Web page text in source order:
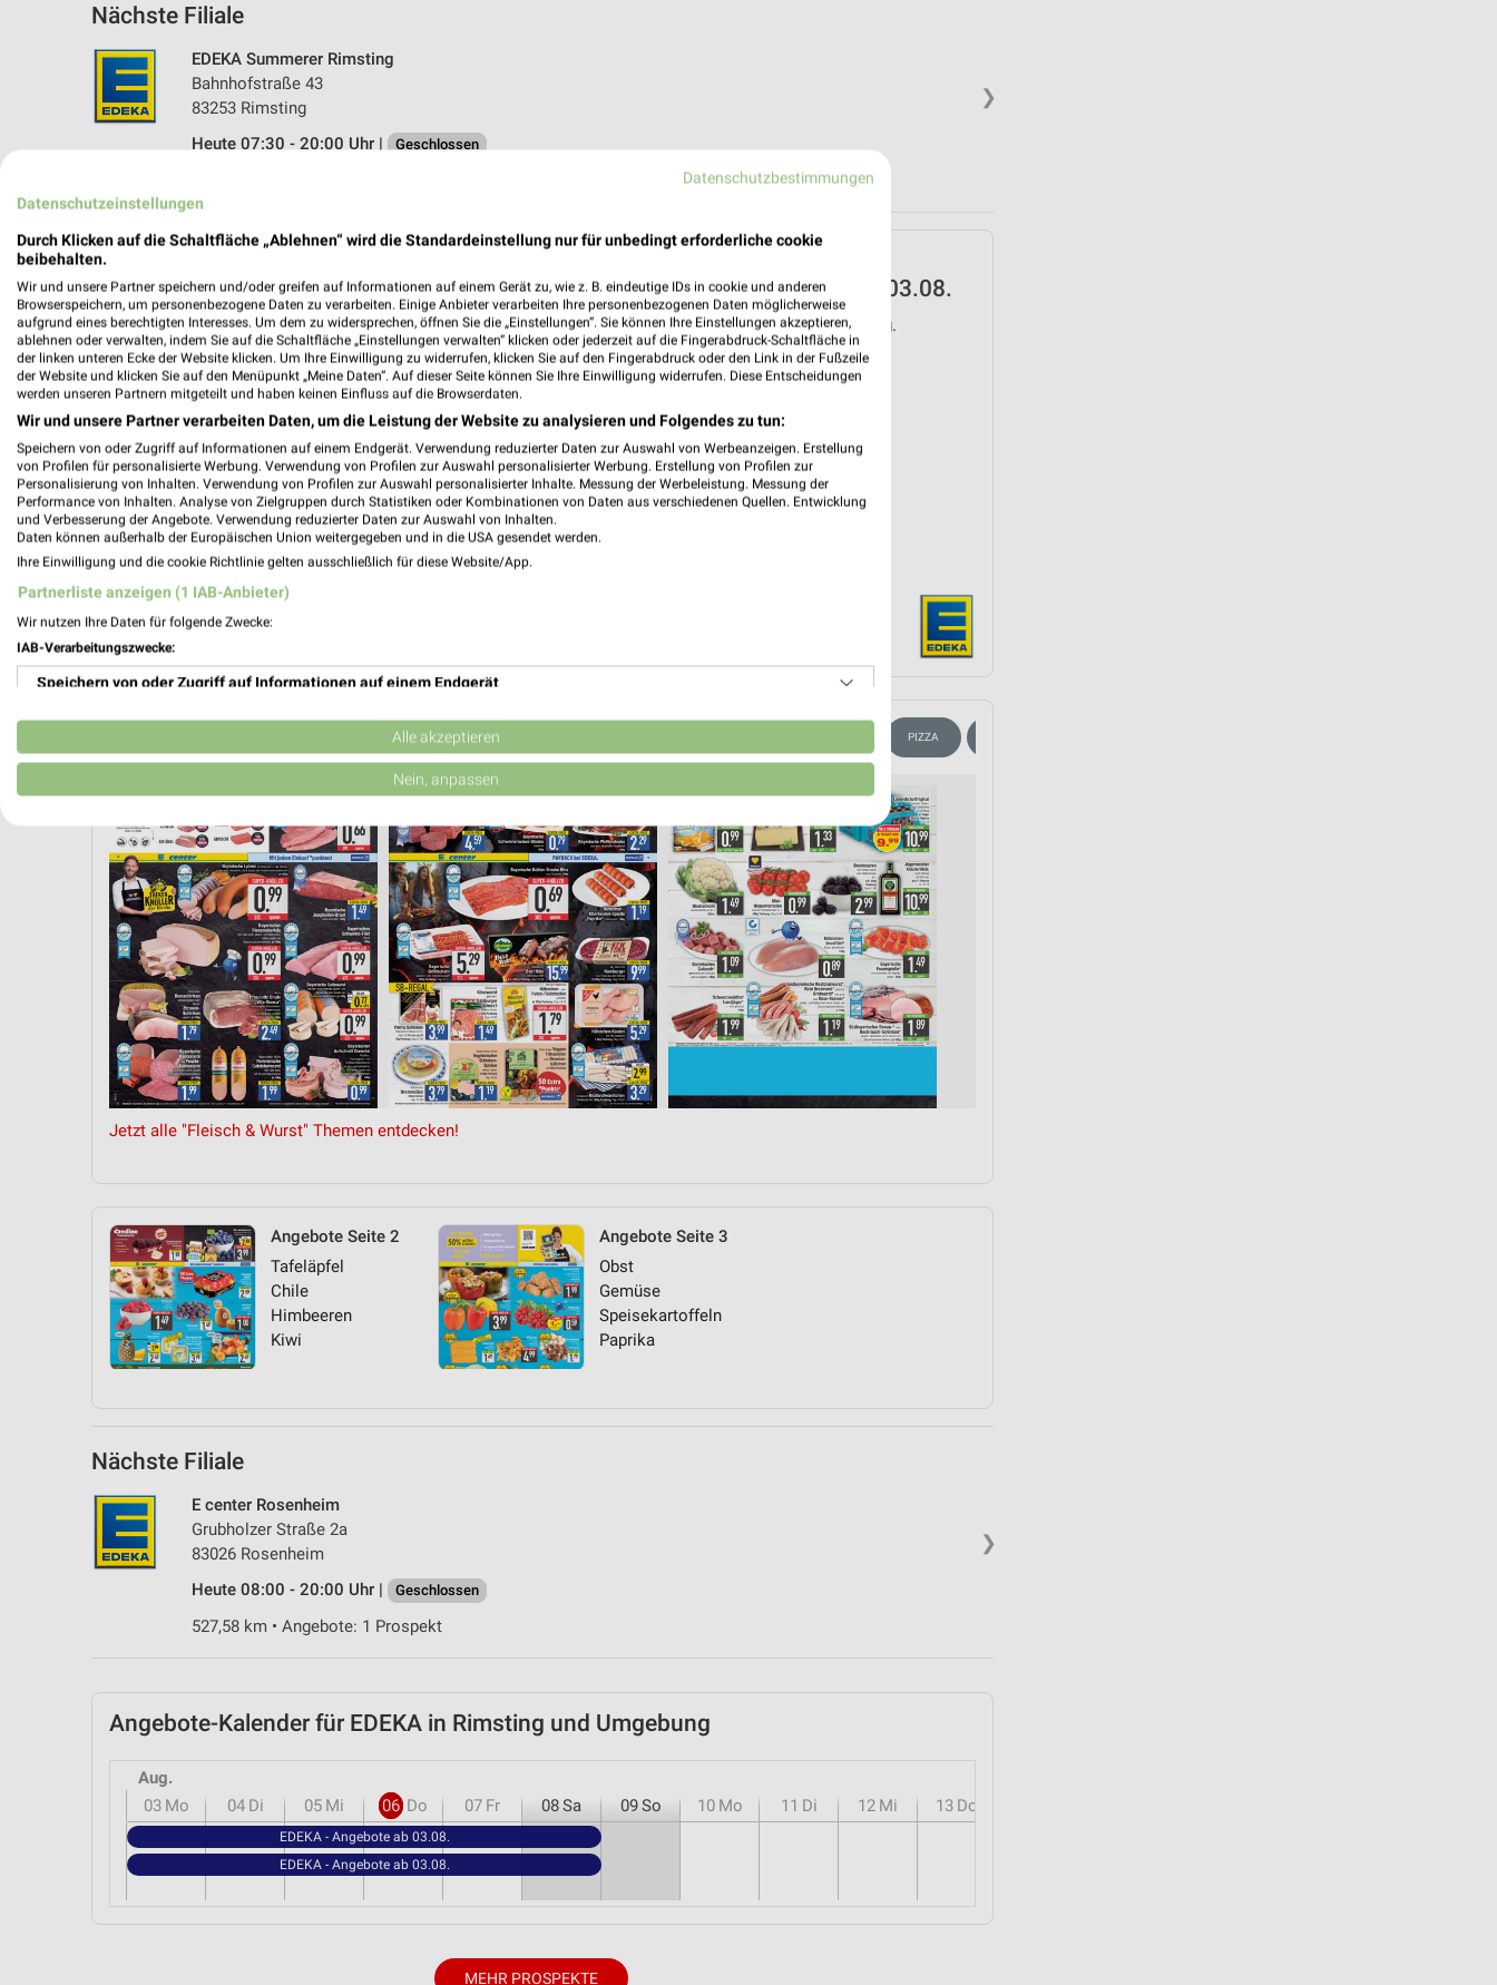
Nächste Filiale
❯
EDEKA Summerer Rimsting
Bahnhofstraße 43
83253 Rimsting
Heute 07:30 - 20:00 Uhr |
Geschlossen
❯
Rimsting ab Mo. den 03.08.
Gültig von 03. Aug. bis 08. Aug.
📅 Kalendereintrag erstellen
PROSPEKT BLÄTTERN
OBST & GEMÜSE PIZZA
Jetzt alle "Fleisch & Wurst" Themen entdecken!
Angebote Seite 2
Tafeläpfel
Chile
Himbeeren
Kiwi
Angebote Seite 3
Obst
Gemüse
Speisekartoffeln
Paprika
Nächste Filiale
❯
E center Rosenheim
Grubholzer Straße 2a
83026 Rosenheim
Heute 08:00 - 20:00 Uhr |
Geschlossen
527,58 km • Angebote: 1 Prospekt
Angebote-Kalender für EDEKA in Rimsting und Umgebung
Aug.
03 Mo 04 Di 05 Mi 06 Do 07 Fr 08Sa 09So 10 Mo 11 Di 12 Mi 13 Do
EDEKA - Angebote ab 03.08.
EDEKA - Angebote ab 03.08.
MEHR PROSPEKTE
Datenschutzbestimmungen
Datenschutzeinstellungen
Durch Klicken auf die Schaltfläche „Ablehnen“ wird die Standardeinstellung nur für unbedingt erforderliche cookie
beibehalten.
Wir und unsere Partner speichern und/oder greifen auf Informationen auf einem Gerät zu, wie z. B. eindeutige IDs in cookie und anderen
Browserspeichern, um personenbezogene Daten zu verarbeiten. Einige Anbieter verarbeiten Ihre personenbezogenen Daten möglicherweise
aufgrund eines berechtigten Interesses. Um dem zu widersprechen, öffnen Sie die „Einstellungen“. Sie können Ihre Einstellungen akzeptieren,
ablehnen oder verwalten, indem Sie auf die Schaltfläche „Einstellungen verwalten“ klicken oder jederzeit auf die Fingerabdruck-Schaltfläche in
der linken unteren Ecke der Website klicken. Um Ihre Einwilligung zu widerrufen, klicken Sie auf den Fingerabdruck oder den Link in der Fußzeile
der Website und klicken Sie auf den Menüpunkt „Meine Daten“. Auf dieser Seite können Sie Ihre Einwilligung widerrufen. Diese Entscheidungen
werden unseren Partnern mitgeteilt und haben keinen Einfluss auf die Browserdaten.
Wir und unsere Partner verarbeiten Daten, um die Leistung der Website zu analysieren und Folgendes zu tun:
Speichern von oder Zugriff auf Informationen auf einem Endgerät. Verwendung reduzierter Daten zur Auswahl von Werbeanzeigen. Erstellung
von Profilen für personalisierte Werbung. Verwendung von Profilen zur Auswahl personalisierter Werbung. Erstellung von Profilen zur
Personalisierung von Inhalten. Verwendung von Profilen zur Auswahl personalisierter Inhalte. Messung der Werbeleistung. Messung der
Performance von Inhalten. Analyse von Zielgruppen durch Statistiken oder Kombinationen von Daten aus verschiedenen Quellen. Entwicklung
und Verbesserung der Angebote. Verwendung reduzierter Daten zur Auswahl von Inhalten.
Daten können außerhalb der Europäischen Union weitergegeben und in die USA gesendet werden.
Ihre Einwilligung und die cookie Richtlinie gelten ausschließlich für diese Website/App.
Partnerliste anzeigen (1 IAB-Anbieter)
Wir nutzen Ihre Daten für folgende Zwecke:
IAB-Verarbeitungszwecke:
Speichern von oder Zugriff auf Informationen auf einem Endgerät
Verwendung reduzierter Daten zur Auswahl von Werbeanzeigen
Erstellung von Profilen für personalisierte Werbung
Erstellung von Profilen zur Personalisierung von Inhalten
Verwendung von Profilen zur Auswahl personalisierter Inhalte
Messung der Werbeleistung
Messung der Performance von Inhalten
Analyse von Zielgruppen durch Statistiken oder Kombinationen von Daten aus verschiedenen
Entwicklung und Verbesserung der Angebote
Verwendung genauer Standortdaten
Geräte anhand von aktiv angeforderten Informationen identifizieren
Nicht-IAB-Verarbeitungszwecke:
Notwendig
Alle akzeptieren
Nein, anpassen